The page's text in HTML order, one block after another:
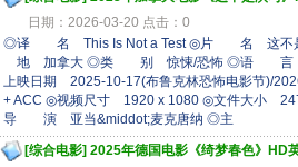
日期：2026-03-20 点击：0
◎译 名 This Is Not a Test ◎片 名 这
地 加拿大 ◎类 别 惊悚/恐怖 ◎语
上映日期 2025-10-17(布鲁克林恐怖电影节)/
+ ACC ◎视频尺寸 1920 x 1080 ◎文件大小
导 演 亚当&middot;麦克唐纳 ◎主
[综合电影] 2025年德国电影《绮梦春色》HD